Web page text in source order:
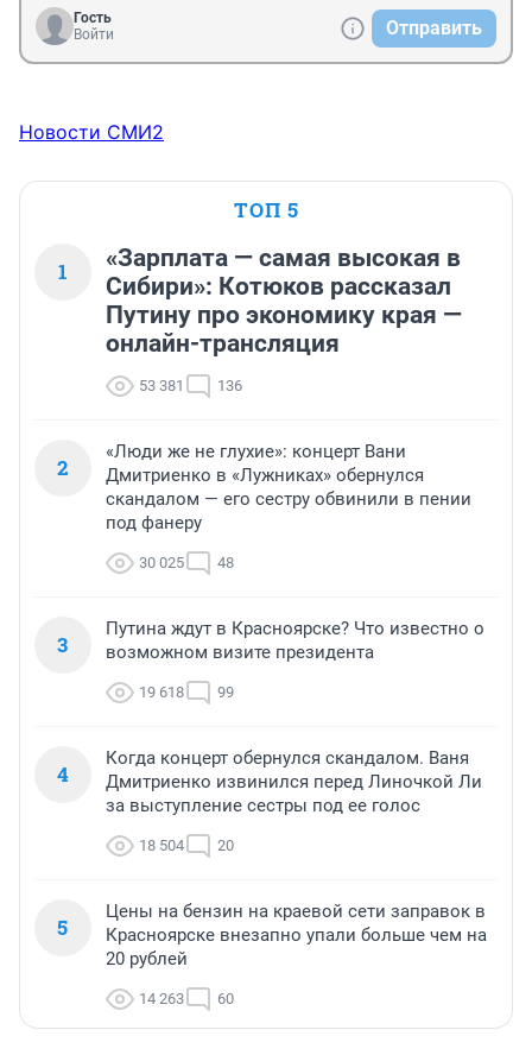
Гость
Войти
Отправить
Новости СМИ2
ТОП 5
1
«Зарплата — самая высокая в
Сибири»: Котюков рассказал
Путину про экономику края —
онлайн-трансляция
53 381 136
2
«Люди же не глухие»: концерт Вани
Дмитриенко в «Лужниках» обернулся
скандалом — его сестру обвинили в пении
под фанеру
30 025 48
3
Путина ждут в Красноярске? Что известно о
возможном визите президента
19 618 99
4
Когда концерт обернулся скандалом. Ваня
Дмитриенко извинился перед Линочкой Ли
за выступление сестры под ее голос
18 504 20
5
Цены на бензин на краевой сети заправок в
Красноярске внезапно упали больше чем на
20 рублей
14 263 60